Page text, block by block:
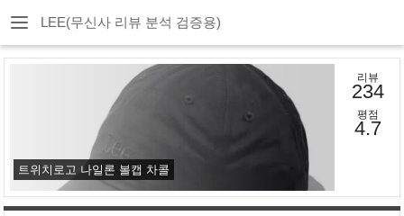
LEE(무신사 리뷰 분석 검증용)
트위치로고 나일론 볼캡 차콜
리뷰
234
평점
4.7